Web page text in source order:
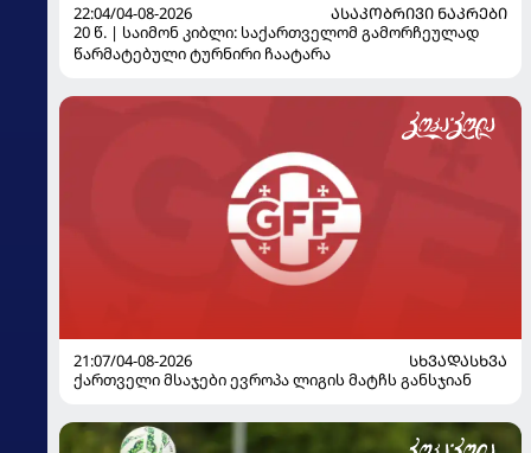
22:04/04-08-2026
ᲐᲡᲐᲙᲝᲑᲠᲘᲕᲘ ᲜᲐᲙᲠᲔᲑᲘ
20 წ. | საიმონ კიბლი: საქართველომ გამორჩეულად
წარმატებული ტურნირი ჩაატარა
21:07/04-08-2026
ᲡᲮᲕᲐᲓᲐᲡᲮᲕᲐ
ქართველი მსაჯები ევროპა ლიგის მატჩს განსჯიან